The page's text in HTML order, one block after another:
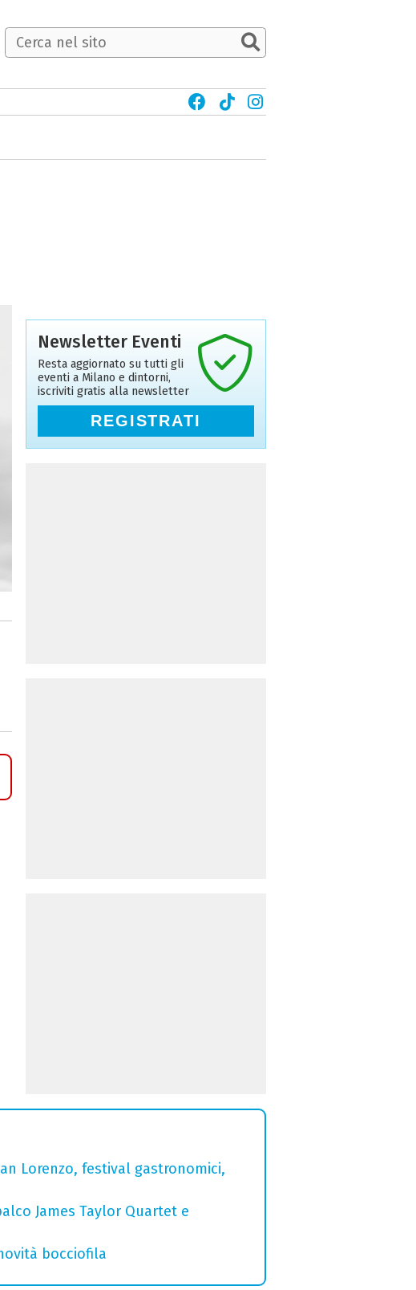
Newsletter Eventi
Resta aggiornato su tutti gli
eventi a Milano e dintorni,
iscriviti gratis alla newsletter
REGISTRATI
Lorenzo, festival gastronomici,
James Taylor Quartet e
bocciofila